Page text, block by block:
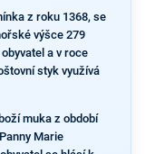
z roku 1368, se
výšce 279
a v roce
styk využívá
muka z období
Marie